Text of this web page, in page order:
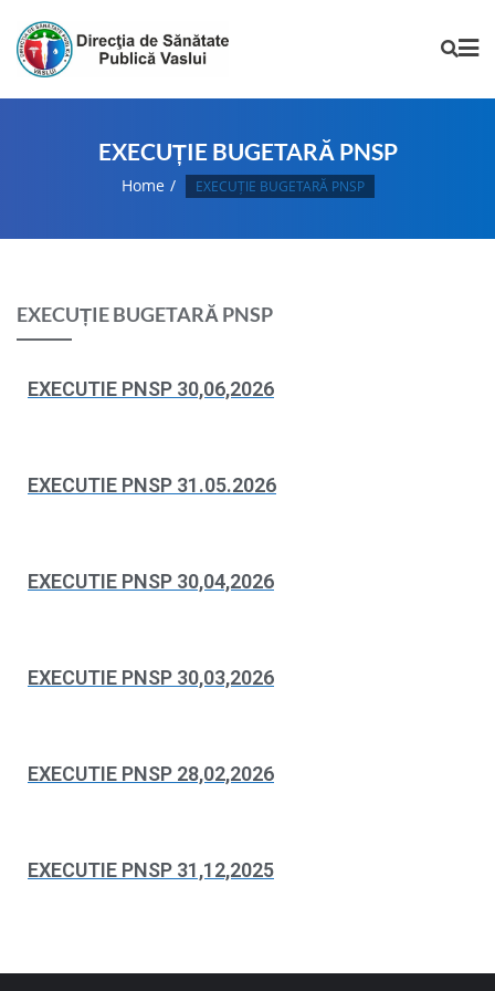
EXECUȚIE BUGETARĂ PNSP
Home EXECUȚIE BUGETARĂ PNSP
EXECUȚIE BUGETARĂ PNSP
EXECUTIE PNSP 30,06,2026
EXECUTIE PNSP 31.05.2026
EXECUTIE PNSP 30,04,2026
EXECUTIE PNSP 30,03,2026
EXECUTIE PNSP 28,02,2026
EXECUTIE PNSP 31,12,2025